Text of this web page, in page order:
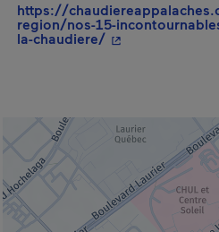
https://
region/nos-15-
la-chaudiere/- Cet hyperlien